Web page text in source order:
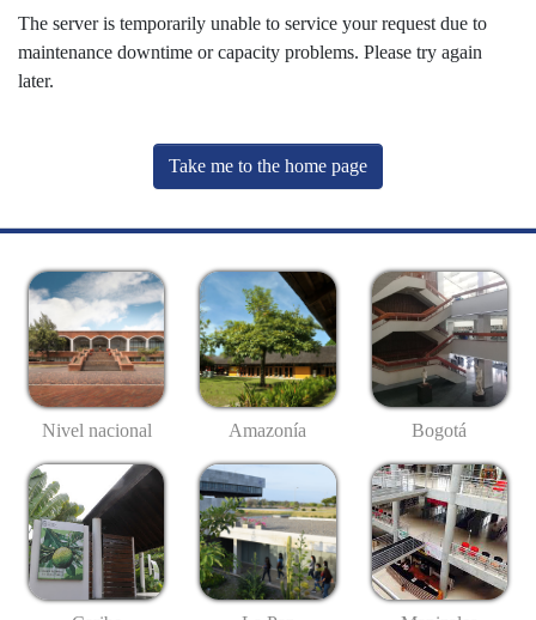
The server is temporarily unable to service your request due to
maintenance downtime or capacity problems. Please try again
later.
Take me to the home page
Nivel nacional Amazonía Bogotá